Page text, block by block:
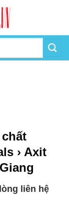
› Axit
liên hệ